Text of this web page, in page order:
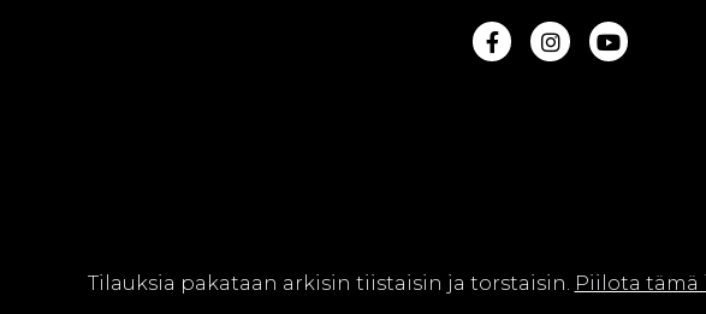
Tilauksia pakataan arkisin tiistaisin ja torstaisin. Piilota tämä
© Jujuna Oy || Web design bySivutaikuri Oy